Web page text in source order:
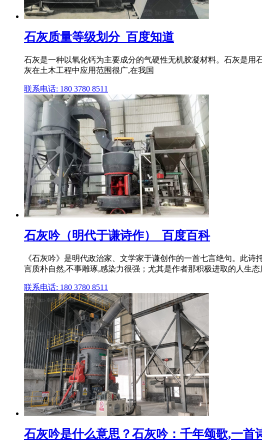
石灰质量等级划分_百度知道
石灰是一种以氧化钙为主要成分的气硬性无机胶凝材料。石灰是
灰在土木工程中应用范围很广,在我国
联系电话: 180 3780 8511
石灰吟（明代于谦诗作）_百度百科
《石灰吟》是明代政治家、文学家于谦创作的一首七言绝句。此
言质朴自然,不事雕琢,感染力很强；尤其是作者那积极进取的人生
联系电话: 180 3780 8511
石灰吟是什么意思？石灰吟：千年颂歌,一首